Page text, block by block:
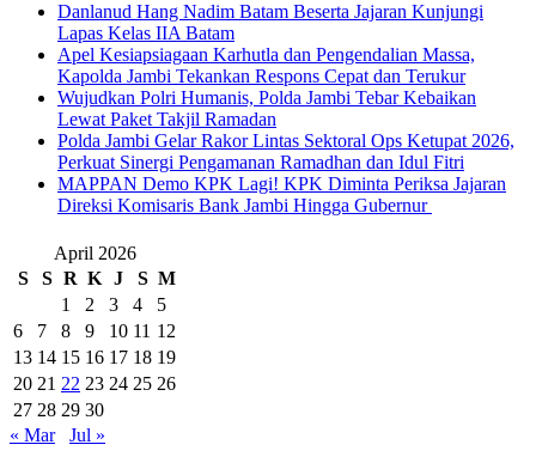
Danlanud Hang Nadim Batam Beserta Jajaran Kunjungi
Lapas Kelas IIA Batam
Apel Kesiapsiagaan Karhutla dan Pengendalian Massa,
Kapolda Jambi Tekankan Respons Cepat dan Terukur
Wujudkan Polri Humanis, Polda Jambi Tebar Kebaikan
Lewat Paket Takjil Ramadan
Polda Jambi Gelar Rakor Lintas Sektoral Ops Ketupat 2026,
Perkuat Sinergi Pengamanan Ramadhan dan Idul Fitri
‎MAPPAN Demo KPK Lagi! KPK Diminta Periksa Jajaran
Direksi Komisaris Bank Jambi Hingga Gubernur ‎
April 2026
S
S R K J S M
1
2 3 4
5
6
7 8 9 10 11 12
13 14 15 16 17 18 19
20 21 22 23 24 25 26
27 28 29 30
« Mar
Jul »